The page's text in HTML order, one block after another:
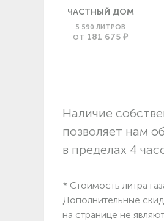
ЧАСТНЫЙ ДОМ
5 590 ЛИТРОВ
ОТ 181 675 ₽
Наличие
позволяет нам
в пределах 4
* Стоимость литра
Дополнительные
на странице не